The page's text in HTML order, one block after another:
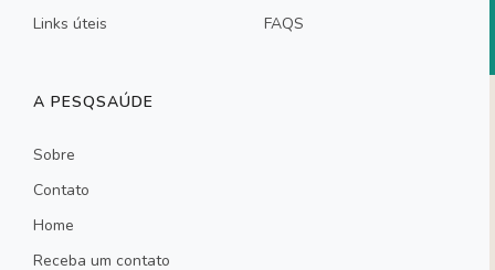
Links úteis
FAQS
A PESQSAÚDE
Sobre
Contato
Home
Receba um contato